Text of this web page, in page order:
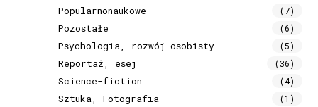
Popularnonaukowe (7)
Pozostałe (6)
Psychologia, rozwój osobisty (5)
Reportaż, esej (36)
Science-fiction (4)
Sztuka, Fotografia (1)